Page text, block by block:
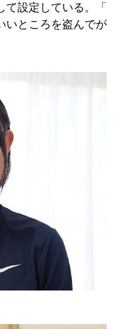
て設定している。「
いところを盗んでが